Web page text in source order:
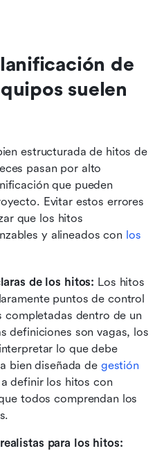
de
suelen
estructurada de hitos de
pasan por alto
que pueden
Evitar estos errores
que los hitos
y alineados con los
de los hitos: Los hitos
puntos de control
completadas dentro de un
definiciones son vagas, los
lo que debe
bien diseñada de gestión
definir los hitos con
todos comprendan los
para los hitos: